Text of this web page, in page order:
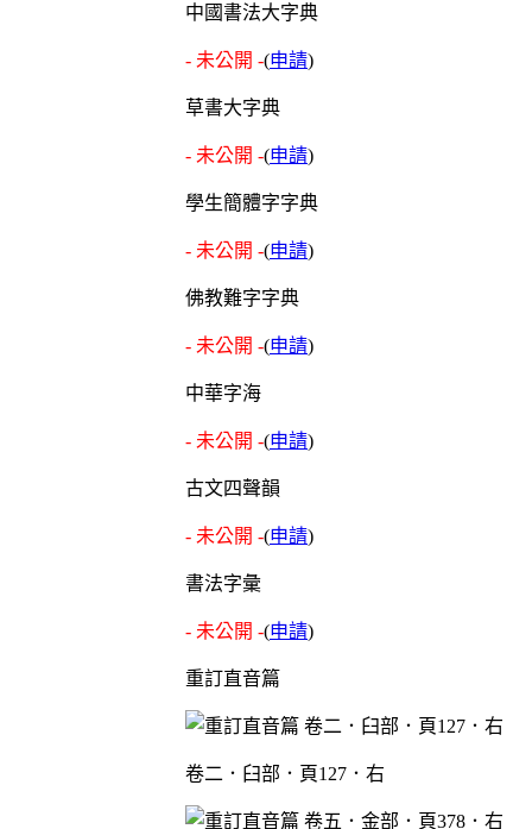
中國書法大字典
- 未公開 -(申請)
草書大字典
- 未公開 -(申請)
學生簡體字字典
- 未公開 -(申請)
佛教難字字典
- 未公開 -(申請)
中華字海
- 未公開 -(申請)
古文四聲韻
- 未公開 -(申請)
書法字彙
- 未公開 -(申請)
重訂直音篇
卷二．臼部．頁127．右